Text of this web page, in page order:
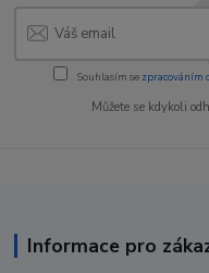
Souhlasím se zpracováním
Můžete se kdykoli
Informace pro